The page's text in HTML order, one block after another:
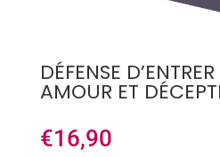
DÉFENSE
AMOUR ET
€16,90